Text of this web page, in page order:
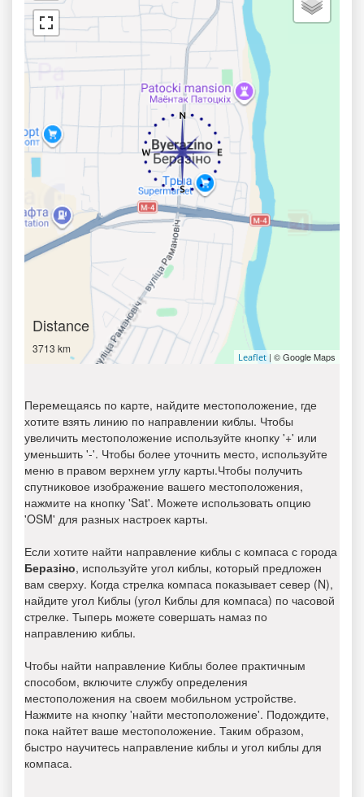
Distance
3713 km
Leaflet | © Google Maps
Перемещаясь по карте, найдите местоположение, где
хотите взять линию по направлении киблы. Чтобы
увеличить местоположение используйте кнопку '+' или
уменьшить '-'. Чтобы более уточнить место, используйте
меню в правом верхнем углу карты.Чтобы получить
спутниковое изображение вашего местоположения,
нажмите на кнопку 'Sat'. Можете использовать опцию
'OSM' для разных настроек карты.
Если хотите найти направление киблы с компаса с города
Беразіно, используйте угол киблы, который предложен
вам сверху. Когда стрелка компаса показывает север (N),
найдите угол Киблы (угол Киблы для компаса) по часовой
стрелке. Тыперь можете совершать намаз по
направлению киблы.
Чтобы найти направление Киблы более практичным
способом, включите службу определения
местоположения на своем мобильном устройстве.
Нажмите на кнопку 'найти местоположение'. Подождите,
пока найтет ваше местоположение. Таким образом,
быстро научитесь направление киблы и угол киблы для
компаса.